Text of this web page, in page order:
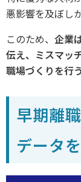
悪影響を及ぼし
このため、 企業
伝え、ミスマッ
職場づくりを行
早期離
データ